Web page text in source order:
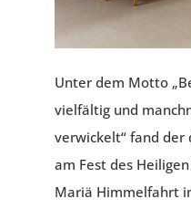
Unter dem Motto
vielfältig und
verwickelt“ fand
am Fest des
Mariä Himmelfahrt